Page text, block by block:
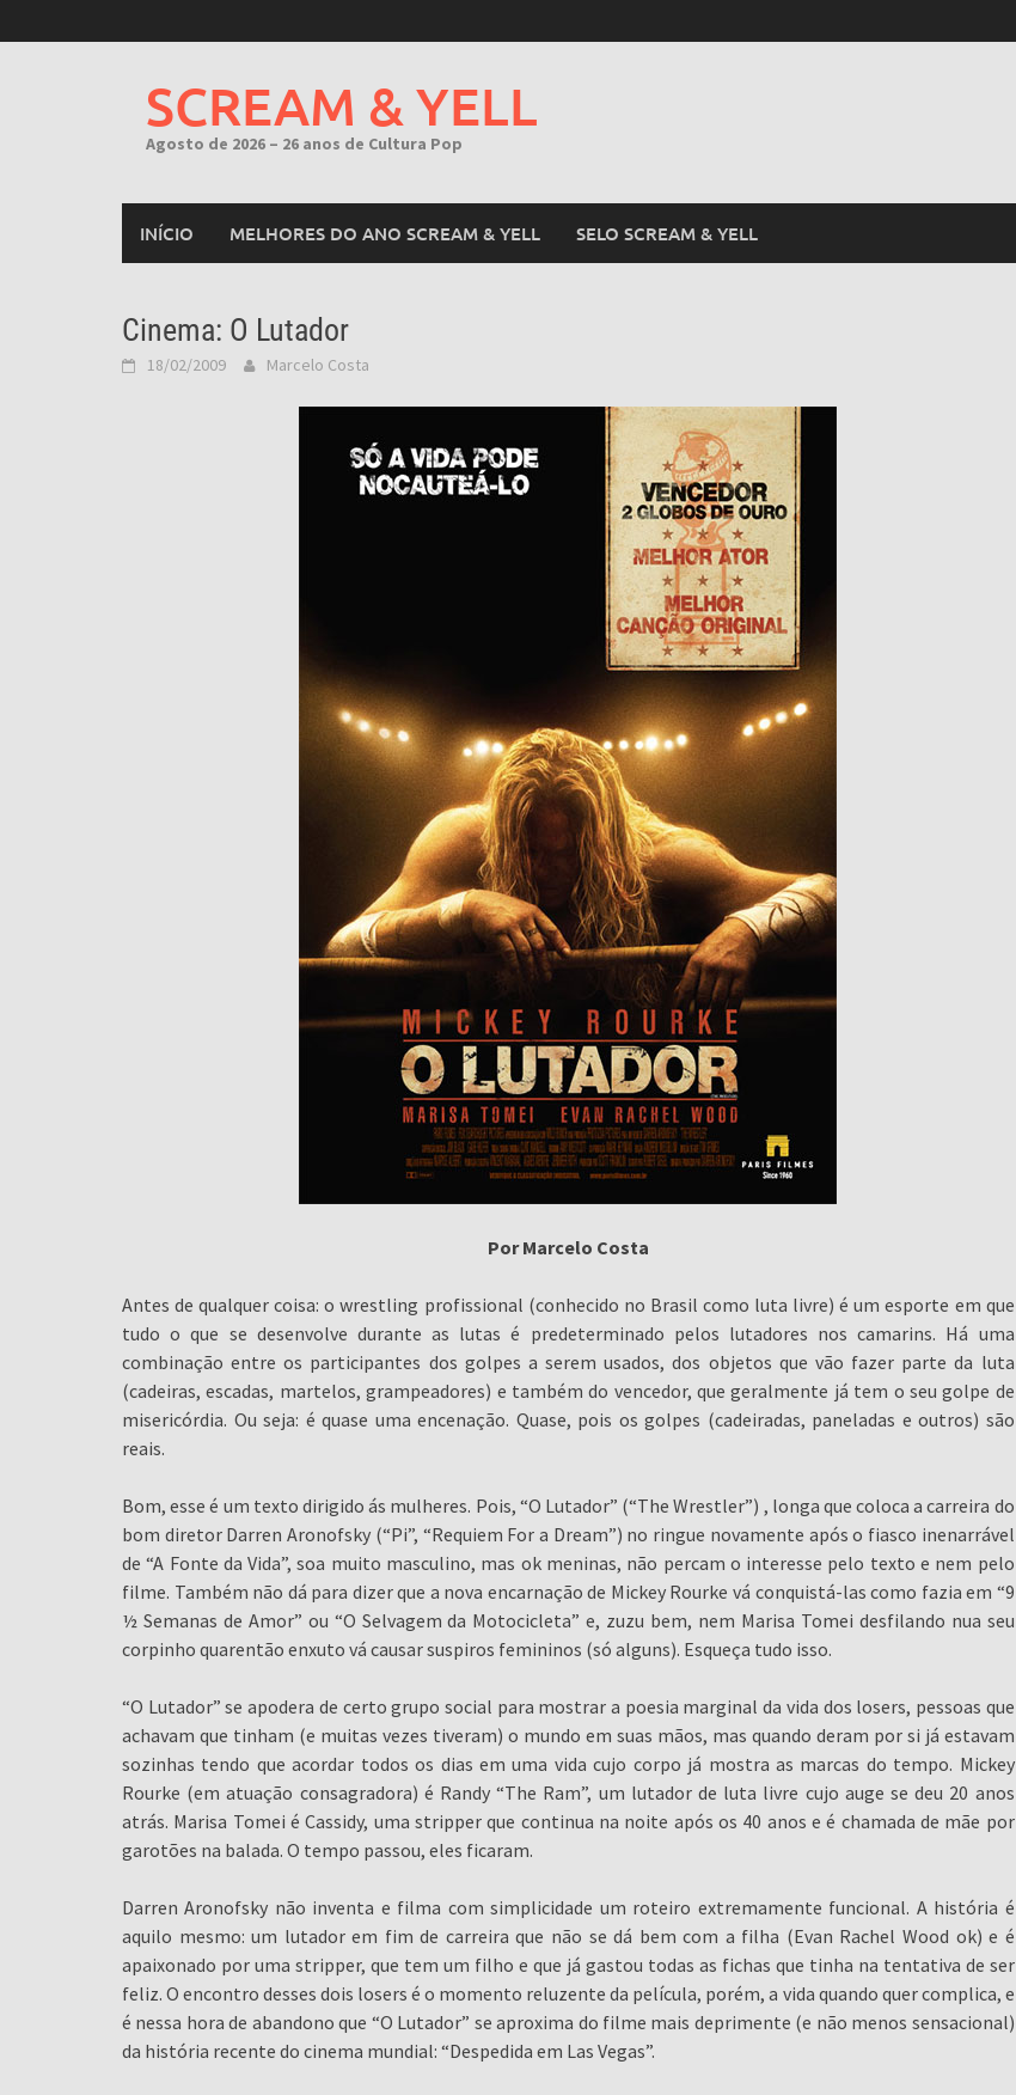
to
SCREAM & YELL
Agosto de 2026 – 26 anos de Cultura Pop
INÍCIO MELHORES DO ANO SCREAM & YELL SELO SCREAM & YELL
Cinema: O Lutador
18/02/2009 Marcelo Costa
Por Marcelo Costa
Antes de qualquer coisa: o wrestling profissional (conhecido no Brasil como luta livre) é um esporte em que
tudo o que se desenvolve durante as lutas é predeterminado pelos lutadores nos camarins. Há uma
combinação entre os participantes dos golpes a serem usados, dos objetos que vão fazer parte da luta
(cadeiras, escadas, martelos, grampeadores) e também do vencedor, que geralmente já tem o seu golpe de
misericórdia. Ou seja: é quase uma encenação. Quase, pois os golpes (cadeiradas, paneladas e outros) são
reais.
Bom, esse é um texto dirigido ás mulheres. Pois, “O Lutador” (“The Wrestler”) , longa que coloca a carreira do
bom diretor Darren Aronofsky (“Pi”, “Requiem For a Dream”) no ringue novamente após o fiasco inenarrável
de “A Fonte da Vida”, soa muito masculino, mas ok meninas, não percam o interesse pelo texto e nem pelo
filme. Também não dá para dizer que a nova encarnação de Mickey Rourke vá conquistá-las como fazia em “9
½ Semanas de Amor” ou “O Selvagem da Motocicleta” e, zuzu bem, nem Marisa Tomei desfilando nua seu
corpinho quarentão enxuto vá causar suspiros femininos (só alguns). Esqueça tudo isso.
“O Lutador” se apodera de certo grupo social para mostrar a poesia marginal da vida dos losers, pessoas que
achavam que tinham (e muitas vezes tiveram) o mundo em suas mãos, mas quando deram por si já estavam
sozinhas tendo que acordar todos os dias em uma vida cujo corpo já mostra as marcas do tempo. Mickey
Rourke (em atuação consagradora) é Randy “The Ram”, um lutador de luta livre cujo auge se deu 20 anos
atrás. Marisa Tomei é Cassidy, uma stripper que continua na noite após os 40 anos e é chamada de mãe por
garotões na balada. O tempo passou, eles ficaram.
Darren Aronofsky não inventa e filma com simplicidade um roteiro extremamente funcional. A história é
aquilo mesmo: um lutador em fim de carreira que não se dá bem com a filha (Evan Rachel Wood ok) e é
apaixonado por uma stripper, que tem um filho e que já gastou todas as fichas que tinha na tentativa de ser
feliz. O encontro desses dois losers é o momento reluzente da película, porém, a vida quando quer complica, e
é nessa hora de abandono que “O Lutador” se aproxima do filme mais deprimente (e não menos sensacional)
da história recente do cinema mundial: “Despedida em Las Vegas”.